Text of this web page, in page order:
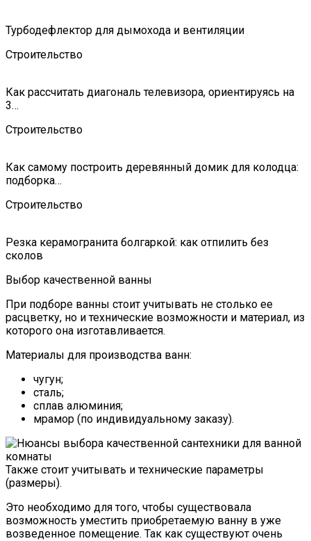
Турбодефлектор для дымохода и вентиляции
Строительство
Как рассчитать диагональ телевизора, ориентируясь на
3…
Строительство
Как самому построить деревянный домик для колодца:
подборка…
Строительство
Резка керамогранита болгаркой: как отпилить без
сколов
Выбор качественной ванны
При подборе ванны стоит учитывать не столько ее
расцветку, но и технические возможности и материал, из
которого она изготавливается.
Материалы для производства ванн:
чугун;
сталь;
сплав алюминия;
мрамор (по индивидуальному заказу).
Также стоит учитывать и технические параметры
(размеры).
Это необходимо для того, чтобы существовала
возможность уместить приобретаемую ванну в уже
возведенное помещение. Так как существуют очень